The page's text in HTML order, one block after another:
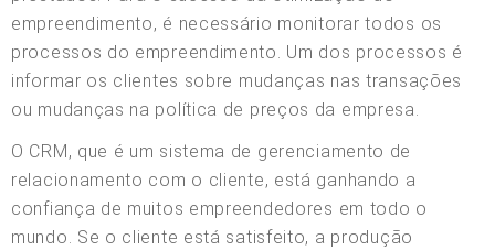
empreendimento, é necessário monitorar todos os
processos do empreendimento. Um dos processos é
informar os clientes sobre mudanças nas transações
ou mudanças na política de preços da empresa.
O CRM, que é um sistema de gerenciamento de
relacionamento com o cliente, está ganhando a
confiança de muitos empreendedores em todo o
mundo. Se o cliente está satisfeito, a produção